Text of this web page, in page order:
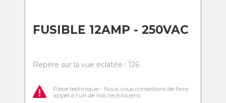
FUSIBLE 12AMP - 250VAC
Repère sur la vue éclatée : 126
Pièce technique - Nous vous conseillons de faire
appel à l'un de nos techniciens